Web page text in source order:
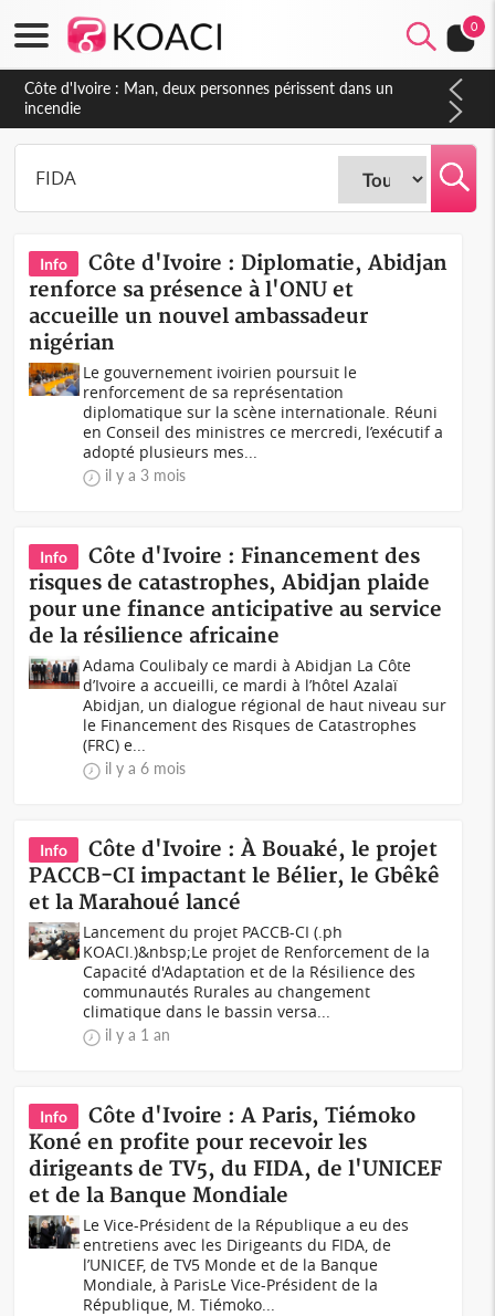
0
Côte d'Ivoire : Man, deux personnes périssent dans un
incendie
Info
Côte d'Ivoire : Diplomatie, Abidjan
renforce sa présence à l'ONU et
accueille un nouvel ambassadeur
nigérian
Le gouvernement ivoirien poursuit le
renforcement de sa représentation
diplomatique sur la scène internationale. Réuni
en Conseil des ministres ce mercredi, l’exécutif a
adopté plusieurs mes...
il y a 3 mois
Info
Côte d'Ivoire : Financement des
risques de catastrophes, Abidjan plaide
pour une finance anticipative au service
de la résilience africaine
Adama Coulibaly ce mardi à Abidjan La Côte
d’Ivoire a accueilli, ce mardi à l’hôtel Azalaï
Abidjan, un dialogue régional de haut niveau sur
le Financement des Risques de Catastrophes
(FRC) e...
il y a 6 mois
Info
Côte d'Ivoire : À Bouaké, le projet
PACCB-CI impactant le Bélier, le Gbêkê
et la Marahoué lancé
Lancement du projet PACCB-CI (.ph
KOACI.)&nbsp;Le projet de Renforcement de la
Capacité d'Adaptation et de la Résilience des
communautés Rurales au changement
climatique dans le bassin versa...
il y a 1 an
Info
Côte d'Ivoire : A Paris, Tiémoko
Koné en profite pour recevoir les
dirigeants de TV5, du FIDA, de l'UNICEF
et de la Banque Mondiale
Le Vice-Président de la République a eu des
entretiens avec les Dirigeants du FIDA, de
l’UNICEF, de TV5 Monde et de la Banque
Mondiale, à ParisLe Vice-Président de la
République, M. Tiémoko...